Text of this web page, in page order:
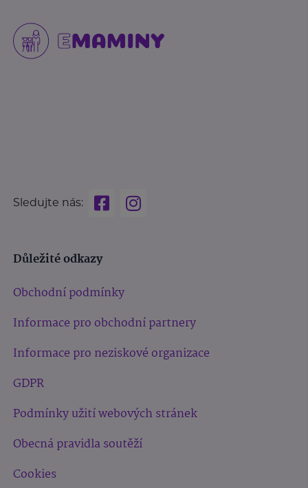
Sledujte nás:
Důležité odkazy
Obchodní podmínky
Informace pro obchodní partnery
Informace pro neziskové organizace
GDPR
Podmínky užití webových stránek
Obecná pravidla soutěží
Cookies